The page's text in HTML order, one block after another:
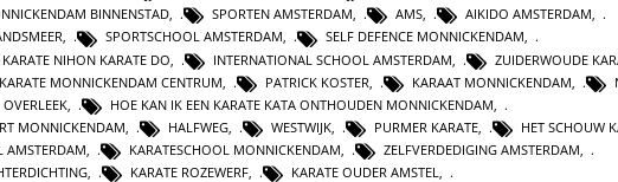
BINNENSTAD, SPORTEN AMSTERDAM, AMS, AIKIDO AMSTERDAM,
, SPORTSCHOOL AMSTERDAM, SELF DEFENCE MONNICKENDAM,
NIHON KARATE DO INTERNATIONAL SCHOOL AMSTERDAM ZUIDERWOUDE
KARATE MONNICKENDAM CENTRUM PATRICK KOSTER KARAAT MONNICKENDAM
OVERLEEK HOE KAN IK EEN KARATE KATA ONTHOUDEN MONNICKENDAM
MONNICKENDAM HALFWEG WESTWIJK PURMER KARATE HET SCHOUW
AMSTERDAM KARATESCHOOL MONNICKENDAM ZELFVERDEDIGING AMSTERDAM
KARATE ROZEWERF KARATE OUDER AMSTEL